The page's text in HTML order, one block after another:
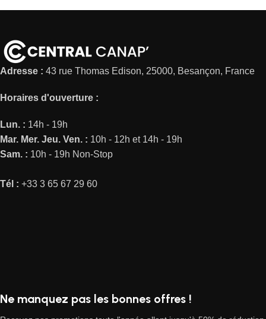
Adresse : 43 rue Thomas Edison, 25000, Besançon, France
Horaires d'ouverture :
Lun. : 14h - 19h
Mar. Mer. Jeu. Ven. : 10h - 12h et 14h - 19h
Sam. : 10h - 19h Non-Stop
Tél : +33 3 65 67 29 60
Ne manquez pas les bonnes offres !